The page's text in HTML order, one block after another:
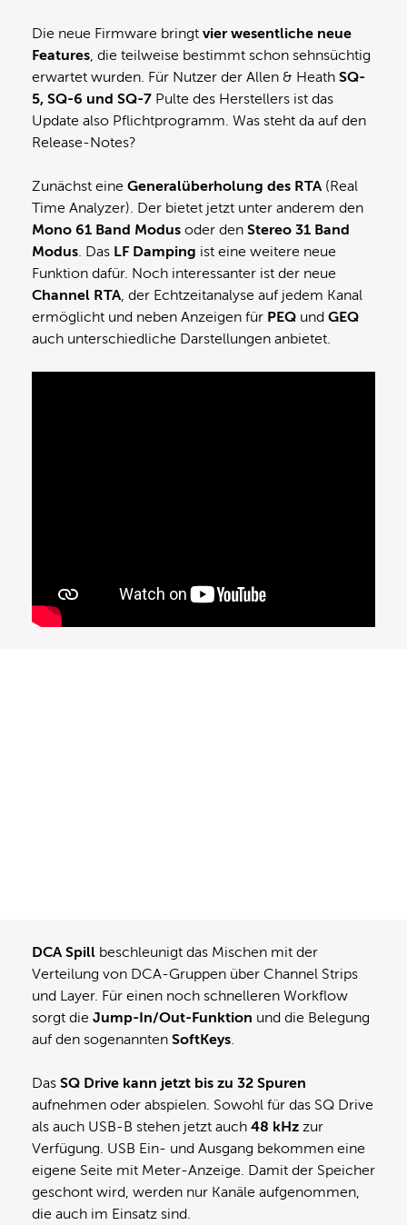
Die neue Firmware bringt vier wesentliche neue
Features, die teilweise bestimmt schon sehnsüchtig
erwartet wurden. Für Nutzer der Allen & Heath SQ-
5, SQ-6 und SQ-7 Pulte des Herstellers ist das
Update also Pflichtprogramm. Was steht da auf den
Release-Notes?
Zunächst eine Generalüberholung des RTA (Real
Time Analyzer). Der bietet jetzt unter anderem den
Mono 61 Band Modus oder den Stereo 31 Band
Modus. Das LF Damping ist eine weitere neue
Funktion dafür. Noch interessanter ist der neue
Channel RTA, der Echtzeitanalyse auf jedem Kanal
ermöglicht und neben Anzeigen für PEQ und GEQ
auch unterschiedliche Darstellungen anbietet.
DCA Spill beschleunigt das Mischen mit der
Verteilung von DCA-Gruppen über Channel Strips
und Layer. Für einen noch schnelleren Workflow
sorgt die Jump-In/Out-Funktion und die Belegung
auf den sogenannten SoftKeys.
Das SQ Drive kann jetzt bis zu 32 Spuren
aufnehmen oder abspielen. Sowohl für das SQ Drive
als auch USB-B stehen jetzt auch 48 kHz zur
Verfügung. USB Ein- und Ausgang bekommen eine
eigene Seite mit Meter-Anzeige. Damit der Speicher
geschont wird, werden nur Kanäle aufgenommen,
die auch im Einsatz sind.